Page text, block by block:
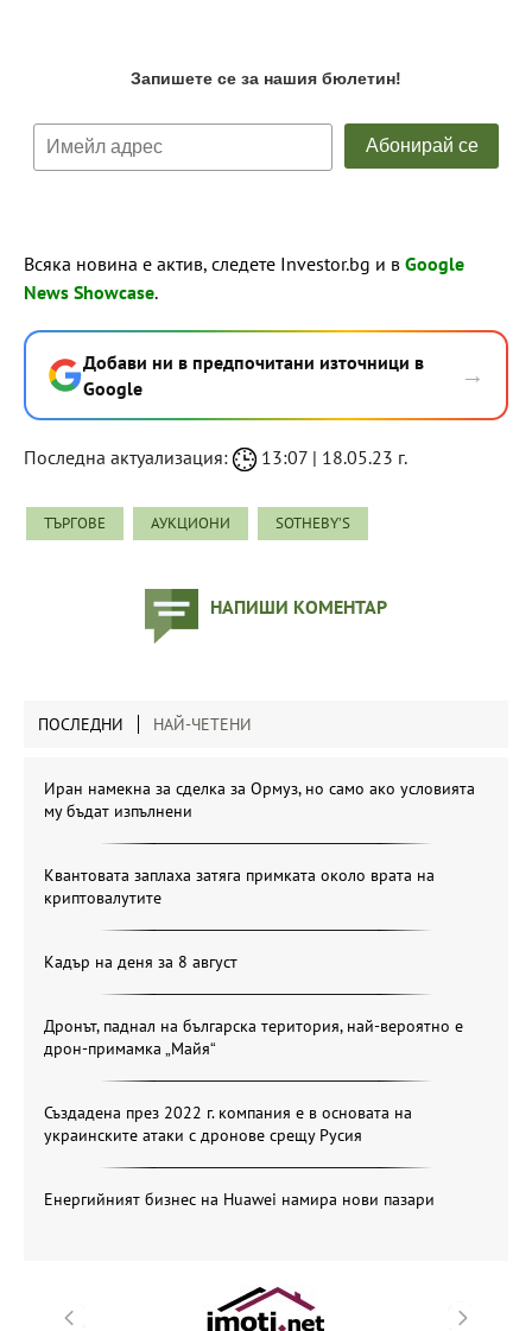
Всяка новина е актив, следете Investor.bg и в Google
News Showcase.
Добави ни в предпочитани източници в
Google
→
Последна актуализация: 13:07 | 18.05.23 г.
ТЪРГОВЕ АУКЦИОНИ SOTHEBY’S
НАПИШИ КОМЕНТАР
ПОСЛЕДНИ НАЙ-ЧЕТЕНИ
Иран намекна за сделка за Ормуз, но само ако условията
му бъдат изпълнени
Квантовата заплаха затяга примката около врата на
криптовалутите
Кадър на деня за 8 август
Дронът, паднал на българска територия, най-вероятно е
дрон-примамка „Майя“
Създадена през 2022 г. компания е в основата на
украинските атаки с дронове срещу Русия
Енергийният бизнес на Huawei намира нови пазари